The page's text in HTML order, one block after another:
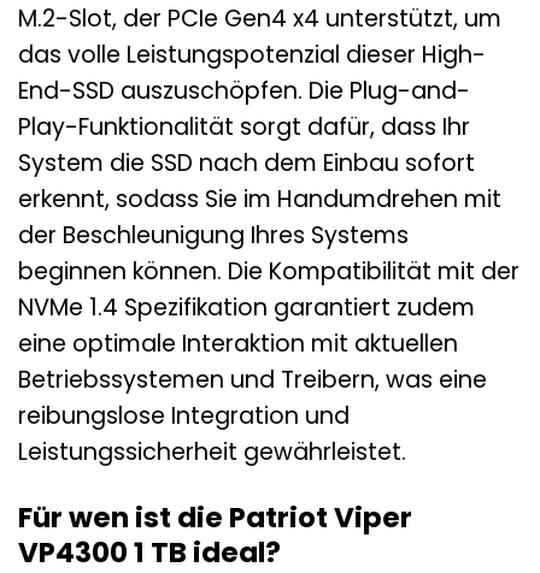
M.2-Slot, der PCIe Gen4 x4 unterstützt, um
das volle Leistungspotenzial dieser High-
End-SSD auszuschöpfen. Die Plug-and-
Play-Funktionalität sorgt dafür, dass Ihr
System die SSD nach dem Einbau sofort
erkennt, sodass Sie im Handumdrehen mit
der Beschleunigung Ihres Systems
beginnen können. Die Kompatibilität mit der
NVMe 1.4 Spezifikation garantiert zudem
eine optimale Interaktion mit aktuellen
Betriebssystemen und Treibern, was eine
reibungslose Integration und
Leistungssicherheit gewährleistet.
Für wen ist die Patriot Viper
VP4300 1 TB ideal?